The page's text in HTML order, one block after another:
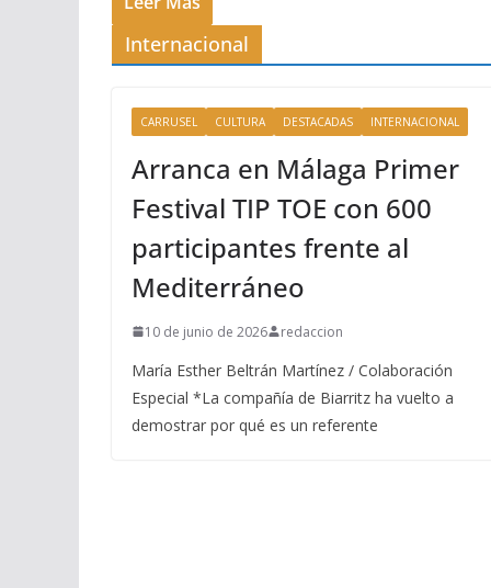
CARRUSEL CULTURA DESTACADAS INTERNACIONAL
Arranca en Málaga Primer
Festival TIP TOE con 600
participantes frente al
Mediterráneo
10 de junio de 2026
Especial *La compañía de Biarritz ha vuelto a
demostrar por qué es un referente